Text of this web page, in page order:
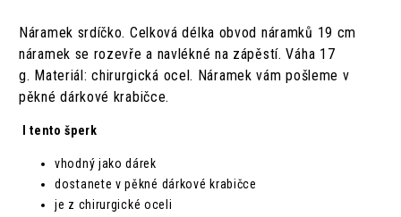
Náramek srdíčko. Celková délka obvod náramků 19 cm
náramek se rozevře a navlékné na zápěstí. Váha 17
g. Materiál: chirurgická ocel. Náramek vám pošleme v
pěkné dárkové krabičce.
I tento šperk
vhodný jako dárek
dostanete v pěkné dárkové krabičce
je z chirurgické oceli